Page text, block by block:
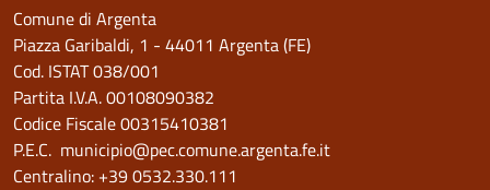
Comune di Argenta
Piazza Garibaldi, 1 - 44011 Argenta (FE)
Cod. ISTAT 038/001
Partita I.V.A. 00108090382
Codice Fiscale 00315410381
P.E.C. municipio@pec.comune.argenta.fe.it
Centralino: +39 0532.330.111